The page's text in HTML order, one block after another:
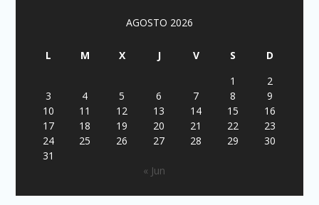
AGOSTO 2026
L M X J V S
D
1
2
3
4 5 6 7 8
9
10
11 12 13 14 15
16
17
18 19 20 21 22
23
24
25 26 27 28 29
30
31
« Jun